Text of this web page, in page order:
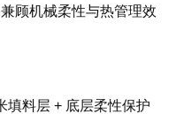
顾机械柔性与热管理效
填料层 + 底层柔性保护